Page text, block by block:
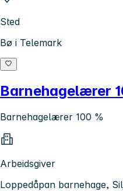
Sted
Bø i Telemark
Barnehagelærer
Barnehagelærer 100 %
Arbeidsgiver
Loppedåpan barnehage,